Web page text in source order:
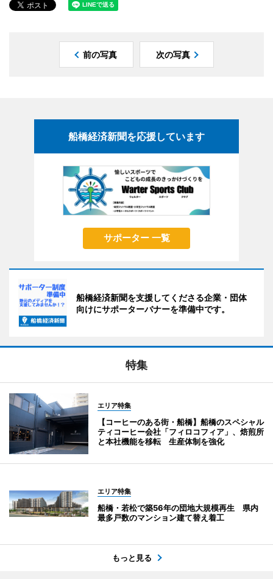
前の写真 次の写真
船橋経済新聞を応援しています
サポーター 一覧
船橋経済新聞を支援してくださる企業・団体
向けにサポーターバナーを準備中です。
特集
エリア特集
【コーヒーのある街・船橋】船橋のスペシャル
ティコーヒー会社「フィロコフィア」、焙煎所
と本社機能を移転 生産体制を強化
エリア特集
船橋・若松で築56年の団地大規模再生 県内
最多戸数のマンション建て替え着工
もっと見る